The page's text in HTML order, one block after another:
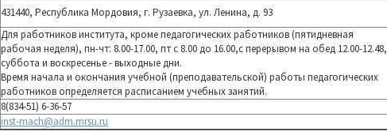
431440, Республика Мордовия, г. Рузаевка, ул. Ленина, д. 93
Для работников института, кроме педагогических работников (пятидневная
рабочая неделя), пн-чт: 8.00-17.00, пт с 8.00 до 16.00,с перерывом на обед 12.00-12.48,
суббота и воскресенье - выходные дни.
Время начала и окончания учебной (преподавательской) работы педагогических
работников определяется расписанием учебных занятий.
8(834-51) 6-36-57
inst-mach@adm.mrsu.ru